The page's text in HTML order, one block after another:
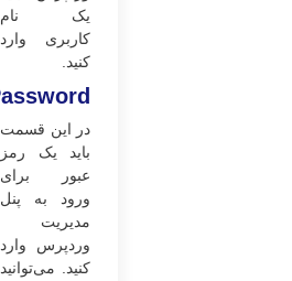
یک نام
کاربری وارد
کنید.
در این قسمت
باید یک رمز
عبور برای
ورود به پنل
مدیریت
وردپرس وارد
کنید. می‌توانید